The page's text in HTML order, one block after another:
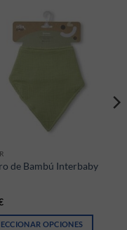
de Bambú Interbaby
OPCIONES